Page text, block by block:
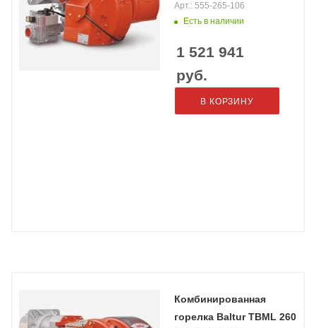
Есть в наличии
Арт.: 555-265-106
1 521 941
руб.
В КОРЗИНУ
Комбинированная
горелка Baltur TBML 260